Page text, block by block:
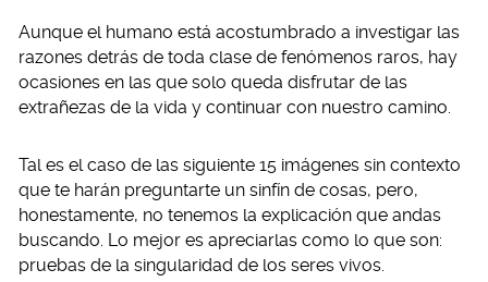
Aunque el humano está acostumbrado a investigar las
razones detrás de toda clase de fenómenos raros, hay
ocasiones en las que solo queda disfrutar de las
extrañezas de la vida y continuar con nuestro camino.
Tal es el caso de las siguiente 15 imágenes sin contexto
que te harán preguntarte un sinfín de cosas, pero,
honestamente, no tenemos la explicación que andas
buscando. Lo mejor es apreciarlas como lo que son:
pruebas de la singularidad de los seres vivos.